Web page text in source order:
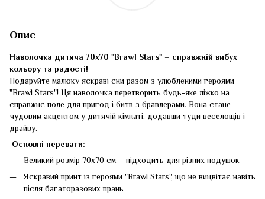
Опис
Наволочка дитяча 70x70 "Brawl Stars" – справжній вибух
кольору та радості!
Подаруйте малюку яскраві сни разом з улюбленими героями
"Brawl Stars"! Ця наволочка перетворить будь-яке ліжко на
справжнє поле для пригод і битв з бравлерами. Вона стане
чудовим акцентом у дитячій кімнаті, додавши туди веселощів і
драйву.
Основні переваги:
Великий розмір 70х70 см – підходить для різних подушок
Яскравий принт із героями "Brawl Stars", що не вицвітає навіть
після багаторазових прань